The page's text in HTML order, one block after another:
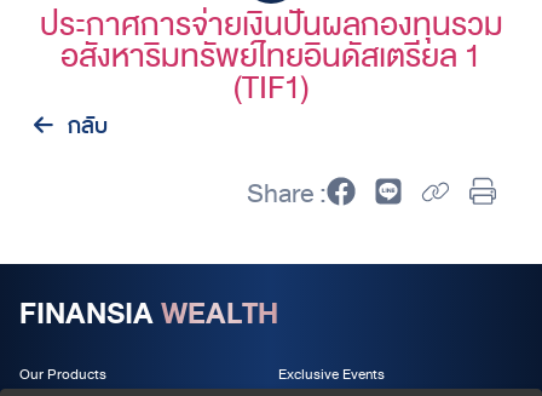
ประกาศการจ่ายเงินปันผลกองทุนรวม
อสังหาริมทรัพย์ไทยอินดัสเตรียล 1
(TIF1)
กลับ
Share :
FINANSIAWEALTH
Our Products Exclusive Events